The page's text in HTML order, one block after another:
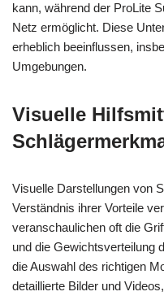
kann, während der ProLite
Netz ermöglicht. Diese
erheblich beeinflussen,
Umgebungen.
Visuelle
Visuelle Darstellungen von
Verständnis ihrer Vorteile
veranschaulichen oft die
und die Gewichtsverteilung
die Auswahl des richtigen
detaillierte Bilder und